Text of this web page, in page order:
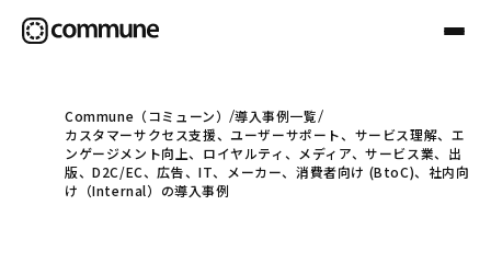
Communeについて
Commune（コミューン）
導入事例一覧
カスタマーサクセス支援、ユーザーサポート、サービス理解、エ
ンゲージメント向上、ロイヤルティ、メディア、サービス業、出
版、D2C/EC、広告、IT、メーカー、消費者向け (BtoC)、社内向
け（Internal）の導入事例